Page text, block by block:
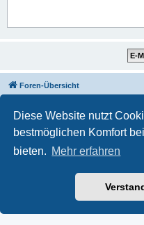
Diese Website nutzt
bestmöglichen Komfort
bieten. Mehr erfahren
Foren-Übersicht
Powered by phpBB
®
Deutsche
Datenschutz|